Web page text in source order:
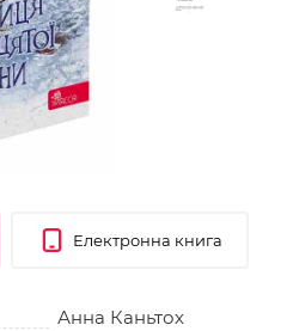
Електронна книга
Анна Каньтох